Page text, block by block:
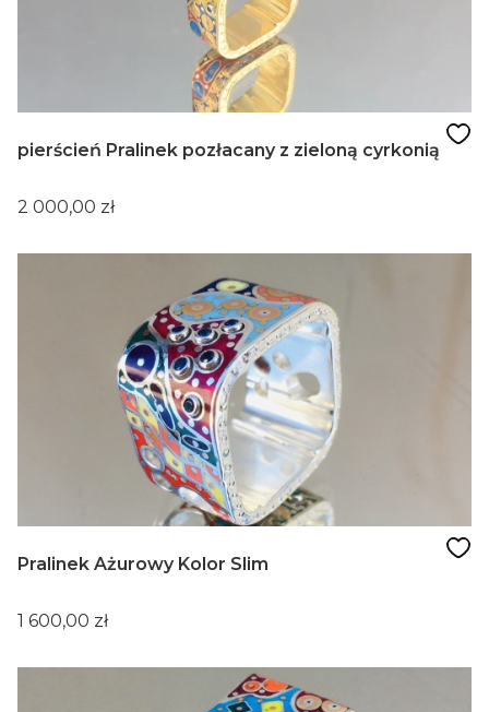
pierścień Pralinek pozłacany z zieloną cyrkonią
Cena
2 000,00 zł
Pralinek Ażurowy Kolor Slim
Cena
1 600,00 zł